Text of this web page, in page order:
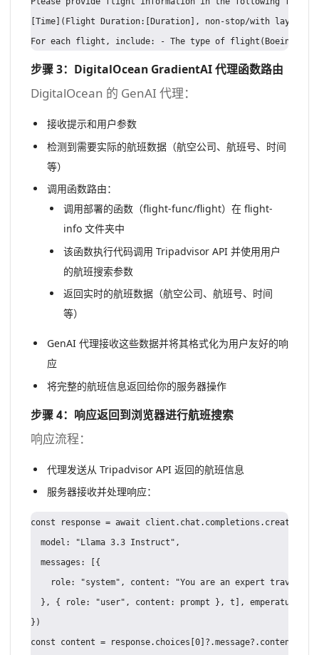
[Time](Flight Duration:[Duration], non-stop/with
步骤 3：DigitalOcean GradientAI 代理函数路由
DigitalOcean 的 GenAI 代理：
接收提示和用户参数
检测到需要实际的航班数据（航空公司、航班号、时间
等）
调用函数路由：
调用部署的函数（flight-func/flight）在 flight-
info 文件夹中
该函数执行代码调用 Tripadvisor API 并使用用户
的航班搜索参数
返回实时的航班数据（航空公司、航班号、时间
等）
GenAI 代理接收这些数据并将其格式化为用户友好的响
应
将完整的航班信息返回给你的服务器操作
步骤 4：响应返回到浏览器进行航班搜索
响应流程：
代理发送从 Tripadvisor API 返回的航班信息
服务器接收并处理响应：
const response = await client.chat.completions.create({
  model: "Llama 3.3 Instruct",
  messages: [{
role: "system", content: "You are an expert travel
}, { role: "user", content: prompt }, t], emperature:
})
const content = response.choices[0]?.message?.content ||